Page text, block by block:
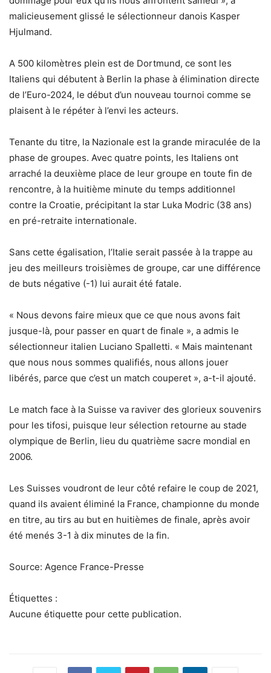
malicieusement glissé le sélectionneur danois Kasper
Hjulmand.
A 500 kilomètres plein est de Dortmund, ce sont les
Italiens qui débutent à Berlin la phase à élimination directe
de l’Euro-2024, le début d’un nouveau tournoi comme se
plaisent à le répéter à l’envi les acteurs.
Tenante du titre, la Nazionale est la grande miraculée de la
phase de groupes. Avec quatre points, les Italiens ont
arraché la deuxième place de leur groupe en toute fin de
rencontre, à la huitième minute du temps additionnel
contre la Croatie, précipitant la star Luka Modric (38 ans)
en pré-retraite internationale.
Sans cette égalisation, l’Italie serait passée à la trappe au
jeu des meilleurs troisièmes de groupe, car une différence
de buts négative (-1) lui aurait été fatale.
« Nous devons faire mieux que ce que nous avons fait
jusque-là, pour passer en quart de finale », a admis le
sélectionneur italien Luciano Spalletti. « Mais maintenant
que nous nous sommes qualifiés, nous allons jouer
libérés, parce que c’est un match couperet », a-t-il ajouté.
Le match face à la Suisse va raviver des glorieux souvenirs
pour les tifosi, puisque leur sélection retourne au stade
olympique de Berlin, lieu du quatrième sacre mondial en
2006.
Les Suisses voudront de leur côté refaire le coup de 2021,
quand ils avaient éliminé la France, championne du monde
en titre, au tirs au but en huitièmes de finale, après avoir
été menés 3-1 à dix minutes de la fin.
Source: Agence France-Presse
Étiquettes :
Aucune étiquette pour cette publication.